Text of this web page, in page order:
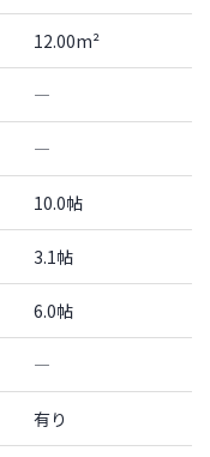
12.00m²
―
―
10.0帖
3.1帖
6.0帖
―
有り